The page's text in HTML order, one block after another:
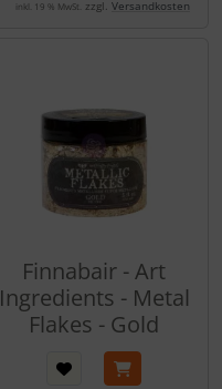
inkl. 19 % MwSt. zzgl. Versandkosten
Finnabair - Art
Ingredients - Metal
Flakes - Gold